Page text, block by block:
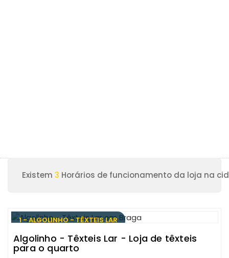
Existem 3 Horários de funcionamento da loja na
1 - ALGOLINHO - TÊXTEIS LAR
Algolinho - Têxteis Lar - Loja de têxteis
para o quarto